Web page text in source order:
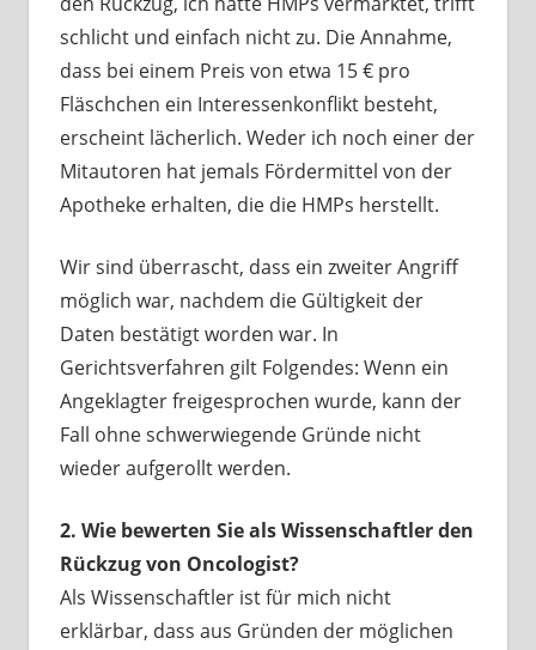
schlicht und einfach nicht zu. Die Annahme,
dass bei einem Preis von etwa 15 € pro
Fläschchen ein Interessenkonflikt besteht,
erscheint lächerlich. Weder ich noch einer der
Mitautoren hat jemals Fördermittel von der
Apotheke erhalten, die die HMPs herstellt.
Wir sind überrascht, dass ein zweiter Angriff
möglich war, nachdem die Gültigkeit der
Daten bestätigt worden war. In
Gerichtsverfahren gilt Folgendes: Wenn ein
Angeklagter freigesprochen wurde, kann der
Fall ohne schwerwiegende Gründe nicht
wieder aufgerollt werden.
2. Wie bewerten Sie als Wissenschaftler den
Rückzug von Oncologist?
Als Wissenschaftler ist für mich nicht
erklärbar, dass aus Gründen der möglichen